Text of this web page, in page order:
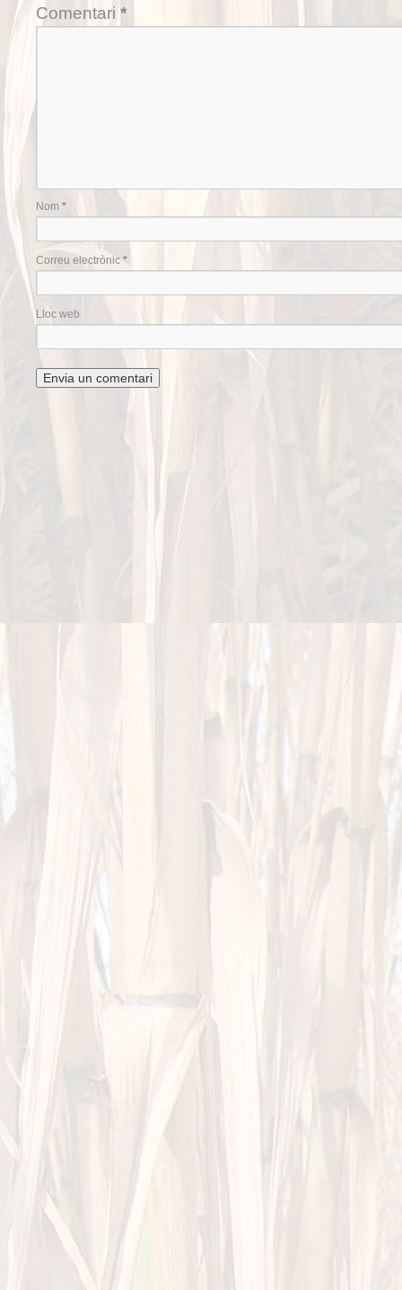
Comentari *
Nom *
Correu electrònic *
Lloc web